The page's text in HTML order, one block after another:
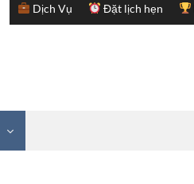
Dịch Vụ Đặt lịch hẹn